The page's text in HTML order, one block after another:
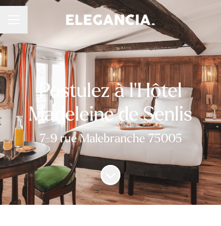
Postulez à l'Hôtel
Madeleine de Senlis
7-9 rue Malebranche 75005
Faire défiler jusqu'au contenu